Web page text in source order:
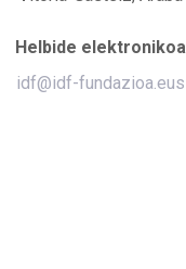
Helbide elektronikoa
idf@idf-fundazioa.eus